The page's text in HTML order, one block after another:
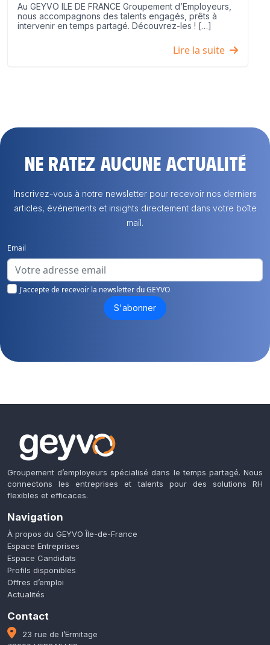
Au GEYVO ILE DE FRANCE Groupement d’Employeurs,
nous accompagnons des talents engagés, prêts à
intervenir en temps partagé. Découvrez-les ! […]
Lire la suite
Ne ratez aucune actualité
Inscrivez-vous à notre newsletter pour recevoir nos derniers
articles, événements et insights directement dans votre boîte
mail.
Email
J'accepte de recevoir la newsletter du GEYVO
S'abonner
Groupement d’employeurs spécialisé dans le temps partagé. Nous
connectons les entreprises et talents pour des solutions RH
flexibles et efficaces.
Navigation
À propos du GEYVO Île-de-France
Espace Entreprises
Espace Candidats
Profils disponibles
Offres d’emploi
Actualités
Contact
23 rue de l’Ermitage